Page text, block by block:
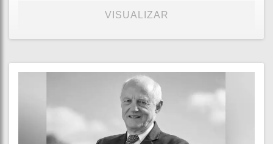
VISUALIZAR